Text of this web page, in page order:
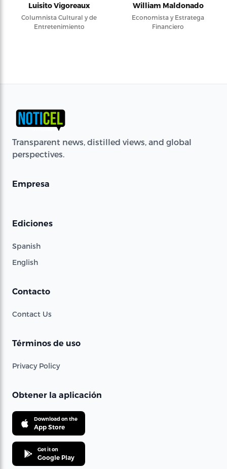
Luisito Vigoreaux
Columnista Cultural y de
Entretenimiento
William Maldonado
Economista y Estratega
Financiero
Transparent news, distilled views, and global
perspectives.
Empresa
Ediciones
Spanish
English
Contacto
Contact Us
Términos de uso
Privacy Policy
Obtener la aplicación
Download on the
App Store
Get it on
Google Play